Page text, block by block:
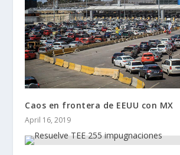
Caos en frontera de EEUU con MX
April 16, 2019